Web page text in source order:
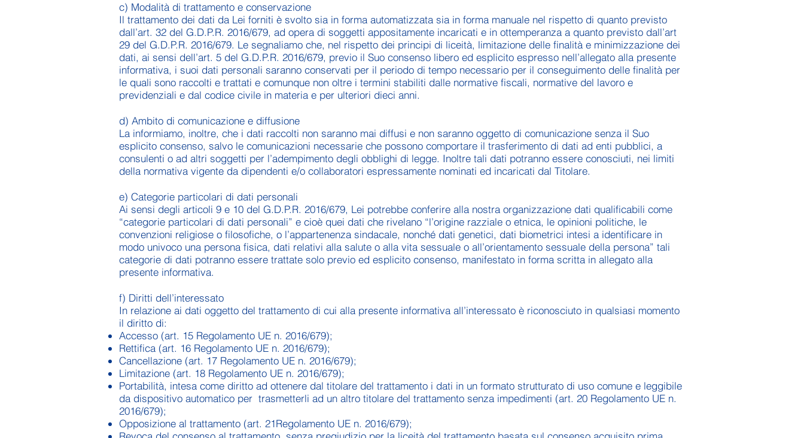
c) Modalità di trattamento e conservazione
Il trattamento dei dati da Lei forniti è svolto sia in forma automatizzata sia in forma manuale nel rispetto di quanto previsto
dall’art. 32 del G.D.P.R. 2016/679, ad opera di soggetti appositamente incaricati e in ottemperanza a quanto previsto dall’art
29 del G.D.P.R. 2016/679. Le segnaliamo che, nel rispetto dei principi di liceità, limitazione delle finalità e minimizzazione dei
dati, ai sensi dell’art. 5 del G.D.P.R. 2016/679, previo il Suo consenso libero ed esplicito espresso nell’allegato alla presente
informativa, i suoi dati personali saranno conservati per il periodo di tempo necessario per il conseguimento delle finalità per
le quali sono raccolti e trattati e comunque non oltre i termini stabiliti dalle normative fiscali, normative del lavoro e
previdenziali e dal codice civile in materia e per ulteriori dieci anni.
d) Ambito di comunicazione e diffusione
La informiamo, inoltre, che i dati raccolti non saranno mai diffusi e non saranno oggetto di comunicazione senza il Suo
esplicito consenso, salvo le comunicazioni necessarie che possono comportare il trasferimento di dati ad enti pubblici, a
consulenti o ad altri soggetti per l’adempimento degli obblighi di legge. Inoltre tali dati potranno essere conosciuti, nei limiti
della normativa vigente da dipendenti e/o collaboratori espressamente nominati ed incaricati dal Titolare.
e) Categorie particolari di dati personali
Ai sensi degli articoli 9 e 10 del G.D.P.R. 2016/679, Lei potrebbe conferire alla nostra organizzazione dati qualificabili come
“categorie particolari di dati personali” e cioè quei dati che rivelano “l’origine razziale o etnica, le opinioni politiche, le
convenzioni religiose o filosofiche, o l’appartenenza sindacale, nonché dati genetici, dati biometrici intesi a identificare in
modo univoco una persona fisica, dati relativi alla salute o alla vita sessuale o all’orientamento sessuale della persona” tali
categorie di dati potranno essere trattate solo previo ed esplicito consenso, manifestato in forma scritta in allegato alla
presente informativa.
f) Diritti dell’interessato
In relazione ai dati oggetto del trattamento di cui alla presente informativa all’interessato è riconosciuto in qualsiasi momento
il diritto di:
Accesso (art. 15 Regolamento UE n. 2016/679);
Rettifica (art. 16 Regolamento UE n. 2016/679);
Cancellazione (art. 17 Regolamento UE n. 2016/679);
Limitazione (art. 18 Regolamento UE n. 2016/679);
Portabilità, intesa come diritto ad ottenere dal titolare del trattamento i dati in un formato strutturato di uso comune e leggibile
da dispositivo automatico per trasmetterli ad un altro titolare del trattamento senza impedimenti (art. 20 Regolamento UE n.
2016/679);
Opposizione al trattamento (art. 21Regolamento UE n. 2016/679);